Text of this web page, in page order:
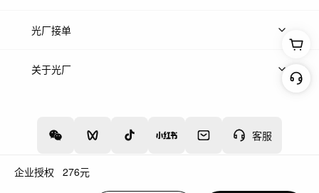
企业授权 276元
客服
上传案例
光厂接单
上架服务
关于光厂